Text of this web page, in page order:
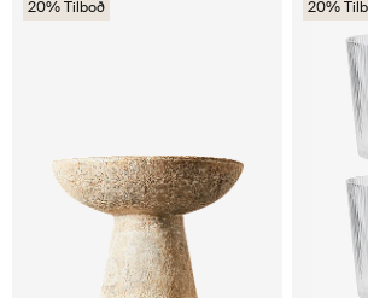
20% Tilboð 20%